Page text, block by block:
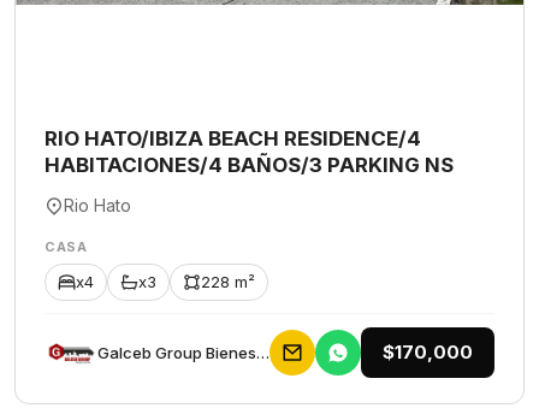
RIO HATO/IBIZA BEACH RESIDENCE/4
HABITACIONES/4 BAÑOS/3 PARKING NS
Rio Hato
CASA
x4 x3 228 m²
Galceb Group Bienes Raices $170,000